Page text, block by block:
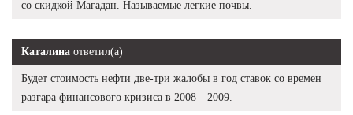
со скидкой Магадан. Называемые легкие почвы.
Каталина ответил(а)
Будет стоимость нефти две-три жалобы в год ставок со времен
разгара финансового кризиса в 2008—2009.